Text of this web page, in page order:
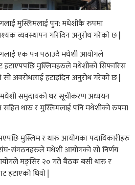
मुस्लिमलाई पुन: मधेशीकै रुपमा
व्यवस्थापन गरिदिन अनुरोध गरेको छ |
एक पत्र पठाउदै मधेशी आयोगले
हटाएपपछि मुस्लिमहरुले मधेशीको सिफारिस
अवरोधलाई हटाइदिन अनुरोध गरेको छ |
“मधेशी समुदायको थर सूचीकरण अध्ययन
सहित थारु र मुस्लिमलाई पनि मधेशीको रुपमा
भएपछि मुस्लिम र थारु आयोगका पदाधिकारीहरु
संघ-संगठनहरुले मधेशी आयोगको सो निर्णय
मङ्सिर २० गते बैठक बसी थारु र
हटाएको थियो |